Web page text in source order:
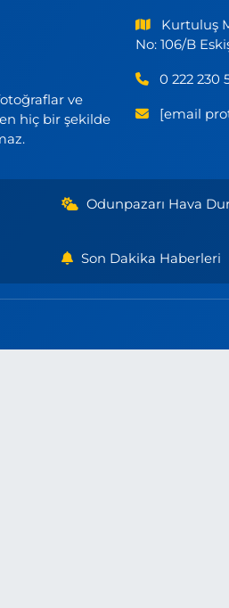
ve
hiç bir şekilde
Kurtuluş
No: 106/B
0 222 230
[email
Odunpazarı Hava
Son Dakika Haberleri